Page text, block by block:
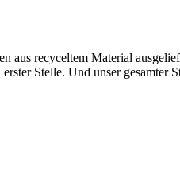
recyceltem Material
Stelle. Und unser